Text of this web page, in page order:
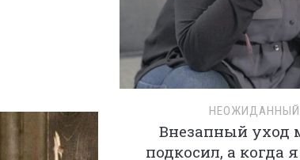
Внезапный уход
подкосил, а когда